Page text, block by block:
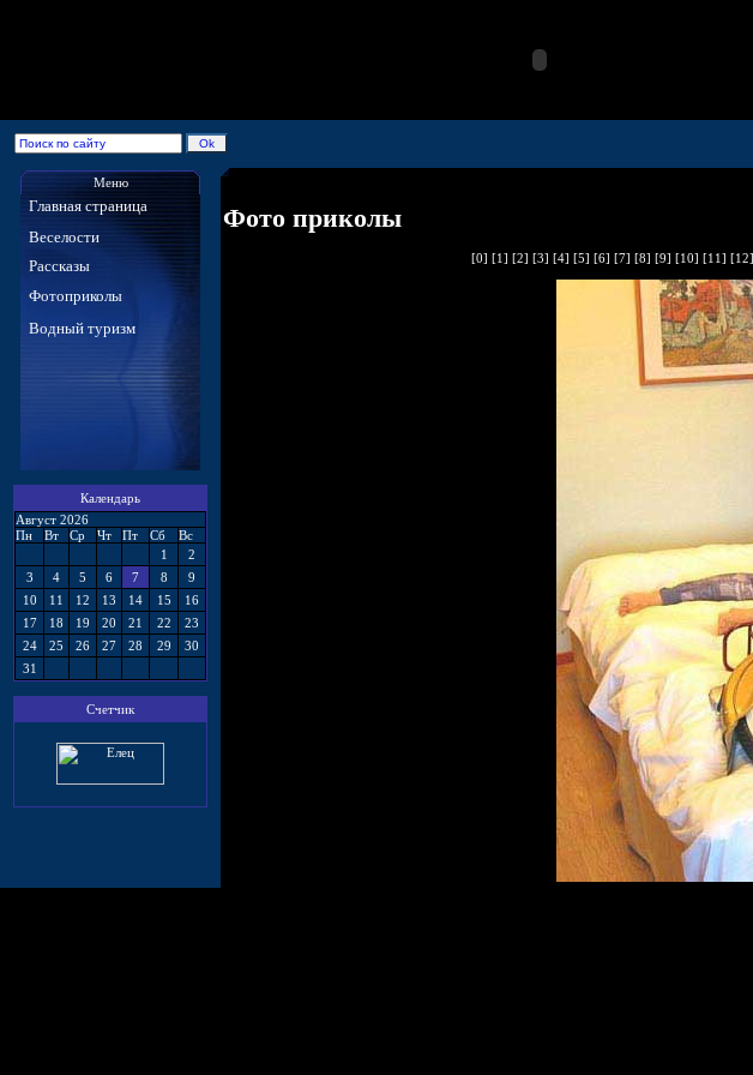
Меню
Главная страница
Веселости
Рассказы
Фотоприколы
Водный туризм
Календарь
Август 2026
Пн
Вт Ср Чт Пт Сб
Вс
1
2
3
4 5 6 7 8
9
10
11 12 13 14 15
16
17
18 19 20 21 22
23
24
25 26 27 28 29
30
31
Счетчик
Фото приколы
[0] [1] [2] [3] [4] [5] [6] [7] [8] [9] [10] [11] [12]